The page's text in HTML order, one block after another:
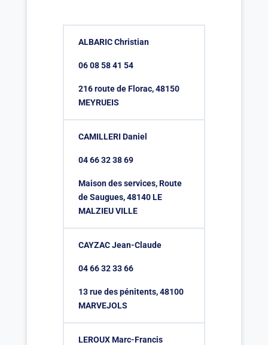
ALBARIC Christian
06 08 58 41 54
216 route de Florac, 48150
MEYRUEIS
CAMILLERI Daniel
04 66 32 38 69
Maison des services, Route
de Saugues, 48140 LE
MALZIEU VILLE
CAYZAC Jean-Claude
04 66 32 33 66
13 rue des pénitents, 48100
MARVEJOLS
LEROUX Marc-Francis